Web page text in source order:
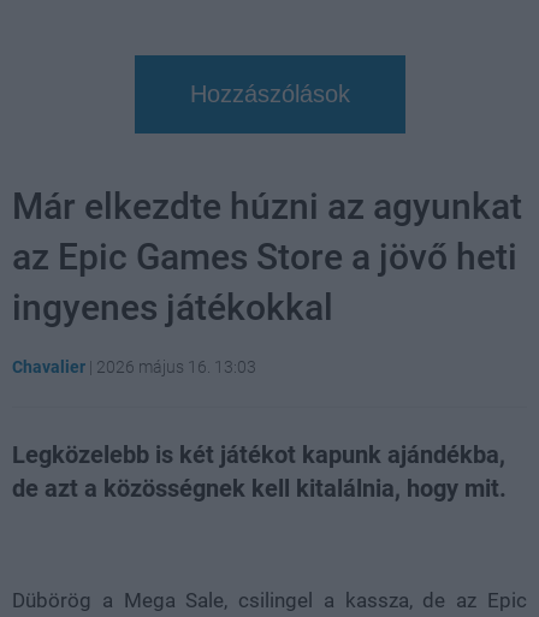
Hozzászólások
Már elkezdte húzni az agyunkat
az Epic Games Store a jövő heti
ingyenes játékokkal
Chavalier | 2026 május 16. 13:03
Legközelebb is két játékot kapunk ajándékba,
de azt a közösségnek kell kitalálnia, hogy mit.
Dübörög a Mega Sale, csilingel a kassza, de az Epic